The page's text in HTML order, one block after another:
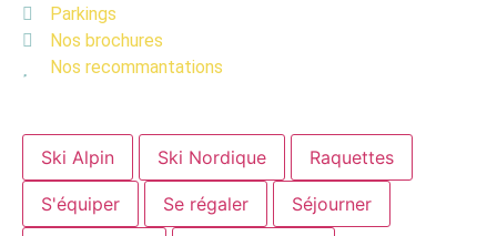
Parkings
Nos brochures
Nos recommantations
Ski Alpin Ski Nordique Raquettes
S'équiper Se régaler Séjourner